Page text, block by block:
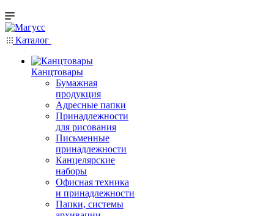
Каталог
Канцтовары
Бумажная
продукция
Адресные папки
Принадлежности
для рисования
Письменные
принадлежности
Канцелярские
наборы
Офисная техника
и принадлежности
Папки, системы